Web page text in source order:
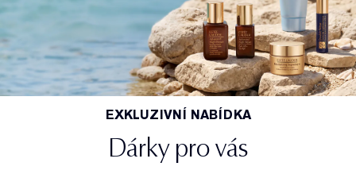
EXKLUZIVNÍ NABÍDKA
Dárky pro vás